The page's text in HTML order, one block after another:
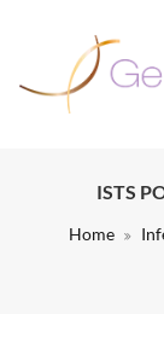
ISTS
Home